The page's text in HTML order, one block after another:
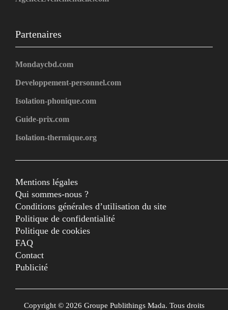
Partenaires
Mondaycbd.com
Developpement-personnel.com
Isolation-phonique.com
Guide-prix.com
Isolation-thermique.org
Mentions légales
Qui sommes-nous ?
Conditions générales d’utilisation du site
Politique de confidentialité
Politique de cookies
FAQ
Contact
Publicité
Copyright © 2026 Groupe Publithings Mada. Tous droits